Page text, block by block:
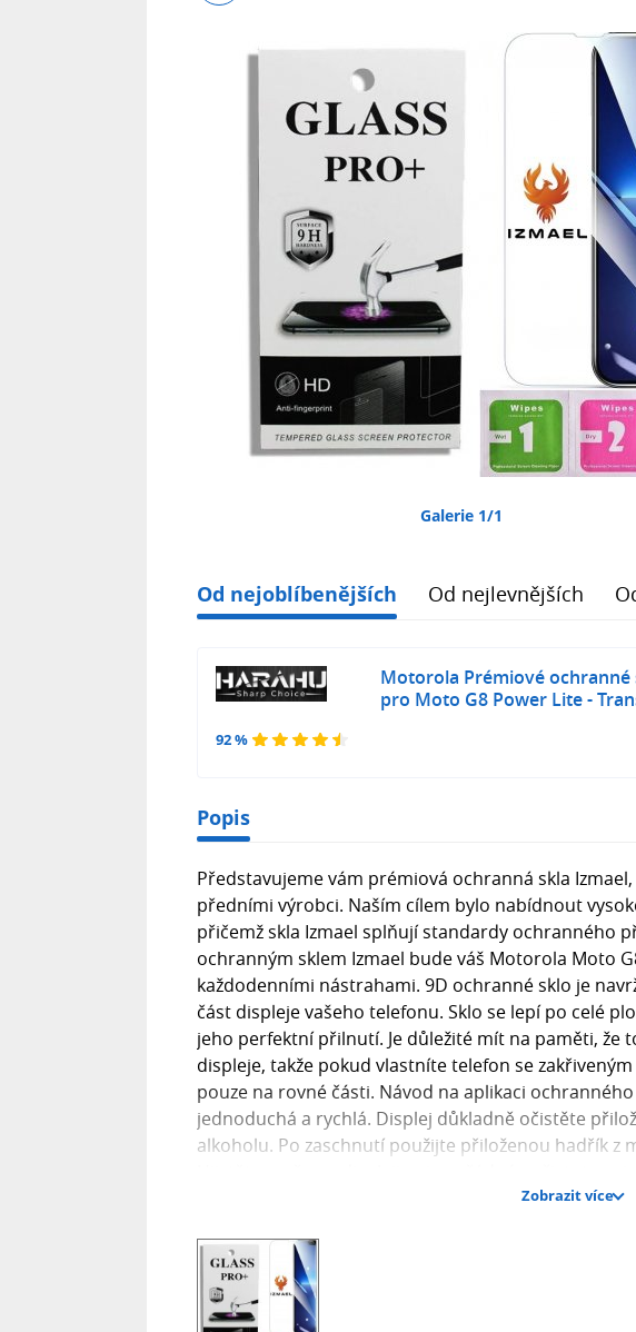
Galerie 1/1
Od nejoblíbenějších Od nejlevnějších
92 %
Motorola Prémiové ochranné
pro Moto G8 Power Lite -
Popis
Představujeme vám prémiová ochranná skla
předními výrobci. Naším cílem bylo nabídnout
přičemž skla Izmael splňují standardy ochranného
ochranným sklem Izmael bude váš Motorola Moto
každodenními nástrahami. 9D ochranné sklo je
část displeje vašeho telefonu. Sklo se lepí po celé
jeho perfektní přilnutí. Je důležité mít na paměti, že
displeje, takže pokud vlastníte telefon se
pouze na rovné části. Návod na aplikaci
jednoduchá a rychlá. Displej důkladně očistěte
alkoholu. Po zaschnutí použijte přiloženou hadřík z
dbejte na správné vycentrování skla, aby se po
poškrábání, založené na Mohsově stupnici tvrdosti
odolnost podobnou minerálu korund. To znamená,
ochranné fólie, které mají tvrdost pouze okolo 3-
Zobrazit více